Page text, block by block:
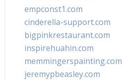
empconst1.com
cinderella-support.com
bigpinkrestaurant.com
inspirehuahin.com
memmingerspainting.com
jeremypbeasley.com